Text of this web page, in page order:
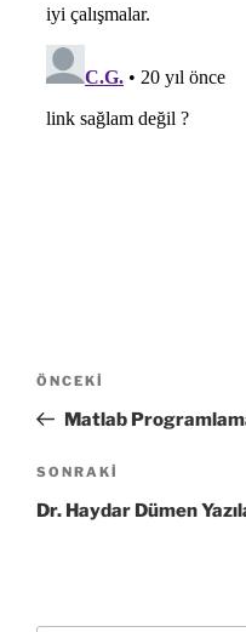
Yazı
Önceki
Yazı
ÖNCEKI
Matlab
Sonraki
Yazı
SONRAKI
Dr. Haydar Dümen